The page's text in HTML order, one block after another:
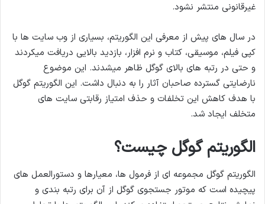
غیرقانونی منتشر نشود.
در سال های پیش از معرفی این الگوریتم، بسیاری از وب سایت ها با
کپی فیلم، موسیقی، کتاب و نرم افزار، بازدید بالایی دریافت میکردند
و حتی در رتبه های بالای گوگل ظاهر میشدند. این موضوع
نارضایتی گسترده صاحبان آثار را به دنبال داشت. این الگوریتم گوگل
با هدف کاهش این تخلفات و حذف امتیاز رقابتی سایت های
متخلف ایجاد شد.
الگوریتم گوگل چیست؟
الگوریتم گوگل مجموعه ای از فرمول ها، معیارها و دستورالعمل های
پیچیده است که موتور جستجوی گوگل از آن برای رتبه بندی و